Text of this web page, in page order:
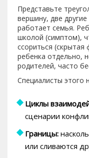
Представьте
вершину, две
работает семья.
школой (симптом),
ссориться
ребенка отдельно,
родителей, часто
Специалисты этого
Циклы
сценарии
Границы:
или сливаются